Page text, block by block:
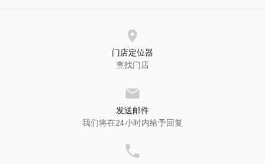
门店定位器
查找门店
发送邮件
我们将在24小时内给予回复